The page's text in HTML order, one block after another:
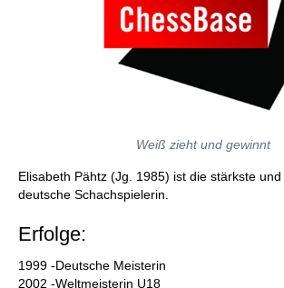
Weiß zieht und gewinnt
Elisabeth Pähtz (Jg. 1985) ist die stärkste
deutsche Schachspielerin.
Erfolge:
1999 -Deutsche Meisterin
2002 -Weltmeisterin U18